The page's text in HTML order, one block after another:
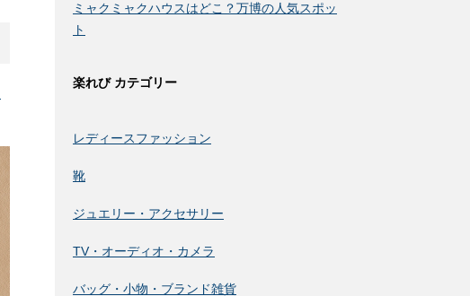
ミャクミャクハウスはどこ？万博の人気スポッ
ト
楽れび カテゴリー
レディースファッション
靴
ジュエリー・アクセサリー
TV・オーディオ・カメラ
バッグ・小物・ブランド雑貨